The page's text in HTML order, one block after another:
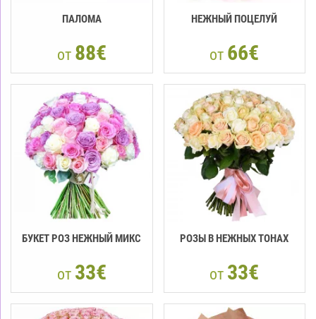
ПАЛОМА
от 88€
НЕЖНЫЙ ПОЦЕЛУЙ
от 66€
БУКЕТ РОЗ НЕЖНЫЙ МИКС
от 33€
РОЗЫ В НЕЖНЫХ ТОНАХ
от 33€